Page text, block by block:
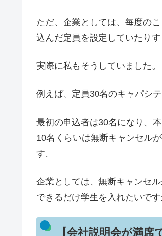
ただ、企業としては、毎度の
込んだ定員を設定していたりす
実際に私もそうしていました。
例えば、定員30名のキャパシ
最初の申込者は30名になり、
10名くらいは無断キャンセル
す。
企業としては、無断キャンセ
できるだけ学生を入れたいです
【会社説明会が満